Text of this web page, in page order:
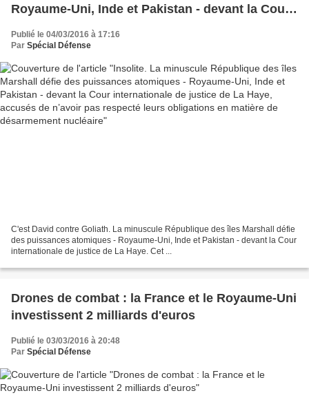
Royaume-Uni, Inde et Pakistan - devant la Cour
n’avoir pas respecté leurs obligations en
Publié le 04/03/2016 à 17:16
Par Spécial Défense
C'est David contre Goliath. La minuscule République des îles Marshall défie
des puissances atomiques - Royaume-Uni, Inde et Pakistan - devant la Cour
internationale de justice de La Haye. Cet ...
Drones de combat : la France et le Royaume-Uni
investissent 2 milliards d'euros
Publié le 03/03/2016 à 20:48
Par Spécial Défense